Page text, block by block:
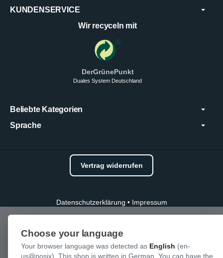
KUNDENSERVICE
Wir recyceln mit
DerGrünePunkt
Duales System Deutschland
Beliebte Kategorien
Sprache
Vertrag widerrufen
Datenschutzerklärung • Impressum
Choose your language
Your browser language was detected as English (en-
us@posix). This shop is written in German. You can have the